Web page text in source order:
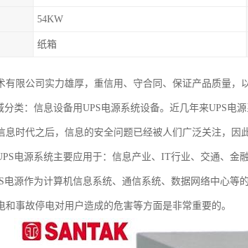
54KW
纸箱
有限公司实力雄厚，重信用、守合同、保证产品质量，
分类：信息设备用UPS电源系统设备。近几年来UPS
息时代之后，信息的安全问题已经被人们广泛关注，
电源系统主要应用于：信息产业、IT行业、交通、
电源作为计算机信息系统、通信系统、数据网络中心
和事故停电对用户造成的危害等方面是非常重要的。